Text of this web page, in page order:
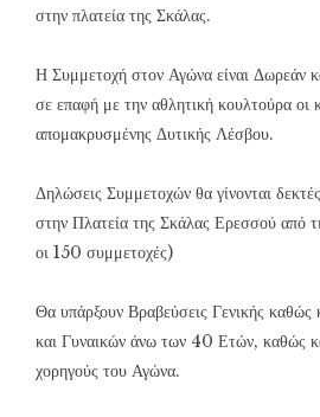
στην πλατεία της Σκάλας.
Η Συμμετοχή στον Αγώνα είναι Δωρεάν
σε επαφή με την αθλητική κουλτούρα οι
απομακρυσμένης Δυτικής Λέσβου.
Δηλώσεις Συμμετοχών θα γίνονται
στην Πλατεία της Σκάλας Ερεσσού από
οι 150 συμμετοχές)
Θα υπάρξουν Βραβεύσεις Γενικής
και Γυναικών άνω των 40 Ετών, καθώς
χορηγούς του Αγώνα.